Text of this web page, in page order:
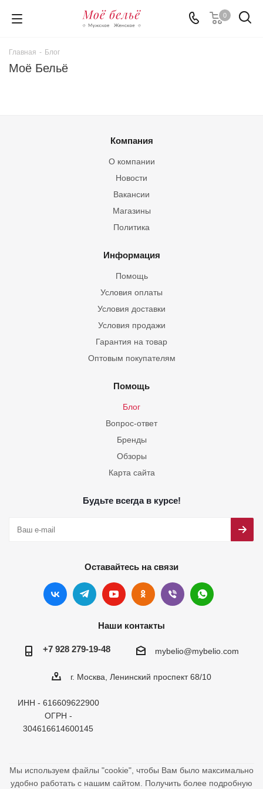
0
Главная - Блог
Моё Бельё
Компания
О компании
Новости
Вакансии
Магазины
Политика
Информация
Помощь
Условия оплаты
Условия доставки
Условия продажи
Гарантия на товар
Оптовым покупателям
Помощь
Блог
Вопрос-ответ
Бренды
Обзоры
Карта сайта
Будьте всегда в курсе!
Оставайтесь на связи
Наши контакты
+7 928 279-19-48 mybelio@mybelio.com
г. Москва, Ленинский проспект 68/10
ИНН - 616609622900
ОГРН -
304616614600145
Мы используем файлы "cookie", чтобы Вам было максимально
удобно работать с нашим сайтом. Получить более подробную